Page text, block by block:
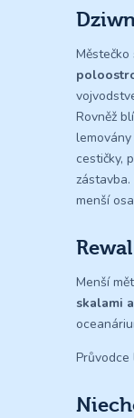
Rovněž
cestičky,
menší
Rewal
Menší
skalami
Průvodce